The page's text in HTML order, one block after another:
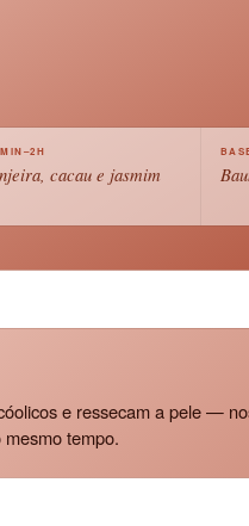
cacau e jasmim
e ressecam a pele —
tempo.